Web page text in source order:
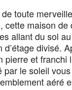
toute
cette maison de
allant du sol
d’étage divisé.
pierre et franchi
par le soleil
aéré